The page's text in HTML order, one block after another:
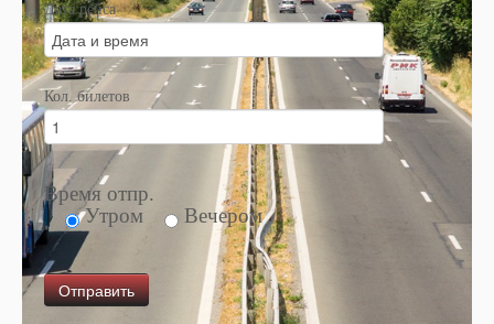
Дата рейса
Кол. билетов
Время отпр.
Утром
Вечером